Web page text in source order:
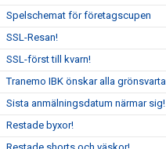
Spelschemat för företagscupen
SSL-Resan!
SSL-först till kvarn!
Tranemo IBK önskar alla
Sista anmälningsdatum närmar sig!
Restade byxor!